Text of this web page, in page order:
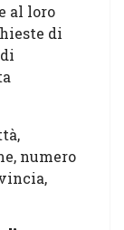
al loro
di
numero